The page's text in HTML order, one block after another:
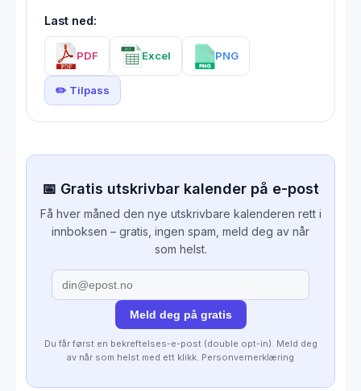
Last ned:
PDF Excel PNG
✏️ Tilpass
📅 Gratis utskrivbar kalender på e-post
Få hver måned den nye utskrivbare kalenderen rett i
innboksen – gratis, ingen spam, meld deg av når
som helst.
Meld deg på gratis
Du får først en bekreftelses-e-post (double opt-in). Meld deg
av når som helst med ett klikk. Personvernerklæring